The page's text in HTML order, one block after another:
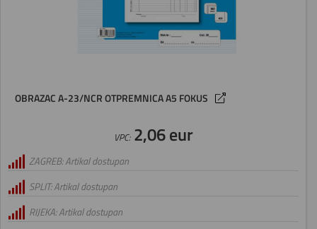
OBRAZAC A-23/NCR OTPREMNICA A5 FOKUS
VPC:2,06 eur
ZAGREB: Artikal dostupan
SPLIT: Artikal dostupan
RIJEKA: Artikal dostupan